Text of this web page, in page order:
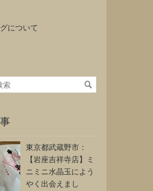
について
東京都武蔵野市：
【岩座吉祥寺店】ミ
ニミニ水晶玉によう
やく出会えまし